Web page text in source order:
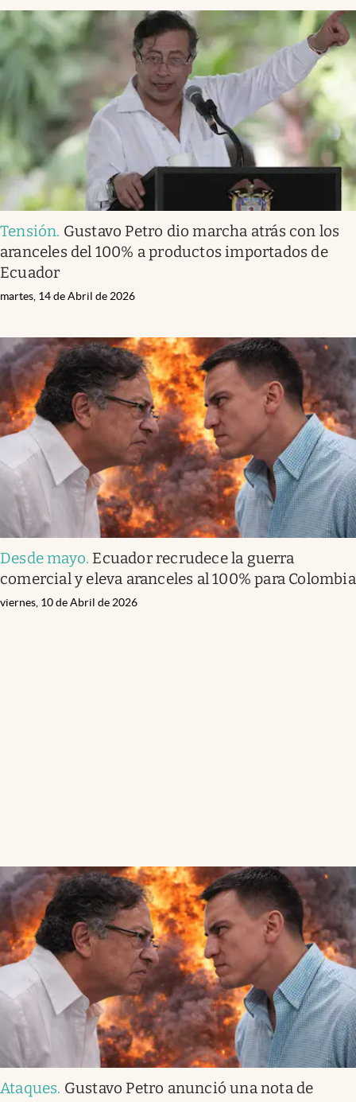
Tensión. Gustavo Petro dio marcha atrás con los
aranceles del 100% a productos importados de
Ecuador
martes, 14 de Abril de 2026
Desde mayo. Ecuador recrudece la guerra
comercial y eleva aranceles al 100% para Colombia
viernes, 10 de Abril de 2026
Ataques. Gustavo Petro anunció una nota de